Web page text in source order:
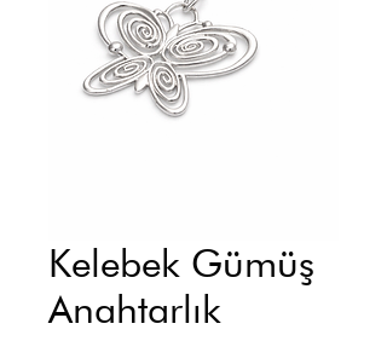
Kelebek Gümüş
Anahtarlık